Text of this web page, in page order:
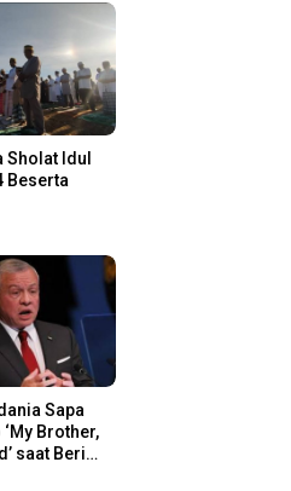
Sholat Idul
Beserta
Sapa
Brother,
saat Beri